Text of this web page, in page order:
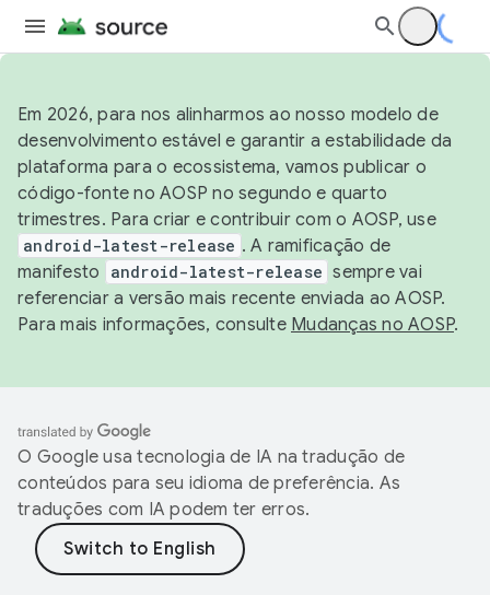
Em 2026, para nos alinharmos ao nosso modelo de
desenvolvimento estável e garantir a estabilidade da
plataforma para o ecossistema, vamos publicar o
código-fonte no AOSP no segundo e quarto
trimestres. Para criar e contribuir com o AOSP, use
android-latest-release . A ramificação de
manifesto
android-latest-release sempre vai
referenciar a versão mais recente enviada ao AOSP.
Para mais informações, consulte Mudanças no AOSP.
O Google usa tecnologia de IA na tradução de
conteúdos para seu idioma de preferência. As
traduções com IA podem ter erros.